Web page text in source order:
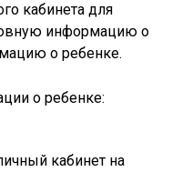
кабинета для
информацию о
о ребенке.
о ребенке:
кабинет на